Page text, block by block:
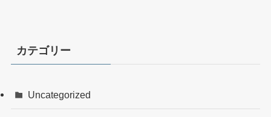
カテゴリー
Uncategorized